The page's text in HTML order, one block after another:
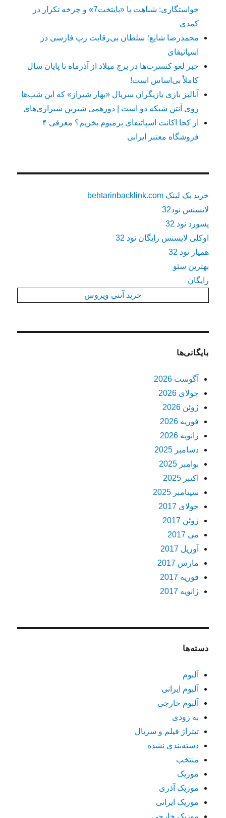
خواستگاری: شباهت با «پایتخت7» و چرخه تکرار در
کمدی
محمدرضا شایع؛ سلطان بی‌رقابت رپ فارسی در
اسپاتیفای
خبر لغو کنسرت‌ها در برج میلاد از آذرماه تا پایان سال
کاملاً بی‌اساس است!
آنالیز بازی بازیگران سریال «بهار شیراز» که این شب‌ها
روی آنتن شبکه دو است | دورهمی شیرین شیرازی‌های
از کجا اکانت اسپاتیفای پرمیوم بخریم؟ معرفی ۴
فروشگاه معتبر ایرانی
خرید بک لینک behtarinbacklink.com
لایسنس نود32
پسورد نود 32
اوکلی لایسنس رایگان نود 32
همیار نود 32
بهترین سئو
رایگان
خرید آنتی ویروس
بایگانی‌ها
آگوست 2026
جولای 2026
ژوئن 2026
فوریه 2026
ژانویه 2026
دسامبر 2025
نوامبر 2025
اکتبر 2025
سپتامبر 2025
جولای 2017
ژوئن 2017
می 2017
آوریل 2017
مارس 2017
فوریه 2017
ژانویه 2017
دسته‌ها
آلبوم
آلبوم ایرانی
آلبوم خارجی
به زودی
تیتراژ فیلم و سریال
دسته‌بندی نشده
منتخب
موزیک
موزیک آذری
موزیک ایرانی
موزیک خارجی